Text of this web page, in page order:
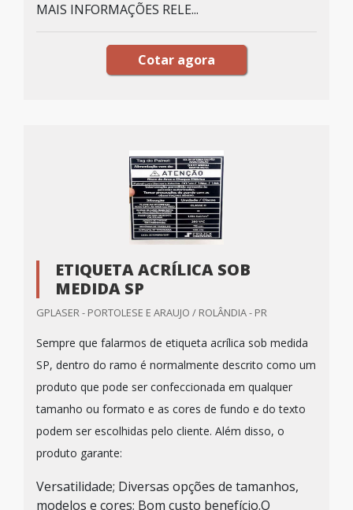
MAIS INFORMAÇÕES RELE...
Cotar agora
ETIQUETA ACRÍLICA SOB
MEDIDA SP
GPLASER - PORTOLESE E ARAUJO / ROLÂNDIA - PR
Sempre que falarmos de etiqueta acrílica sob medida
SP, dentro do ramo é normalmente descrito como um
produto que pode ser confeccionada em qualquer
tamanho ou formato e as cores de fundo e do texto
podem ser escolhidas pelo cliente. Além disso, o
produto garante:
Versatilidade; Diversas opções de tamanhos,
modelos e cores; Bom custo benefício.O